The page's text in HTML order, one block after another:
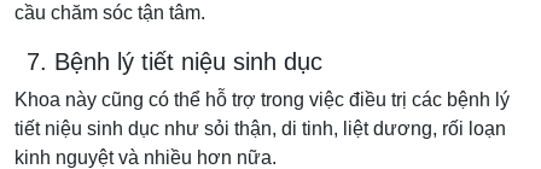
cầu chăm sóc tận tâm.
7. Bệnh lý tiết niệu sinh dục
Khoa này cũng có thể hỗ trợ trong việc điều trị các bệnh lý
tiết niệu sinh dục như sỏi thận, di tinh, liệt dương, rối loạn
kinh nguyệt và nhiều hơn nữa.